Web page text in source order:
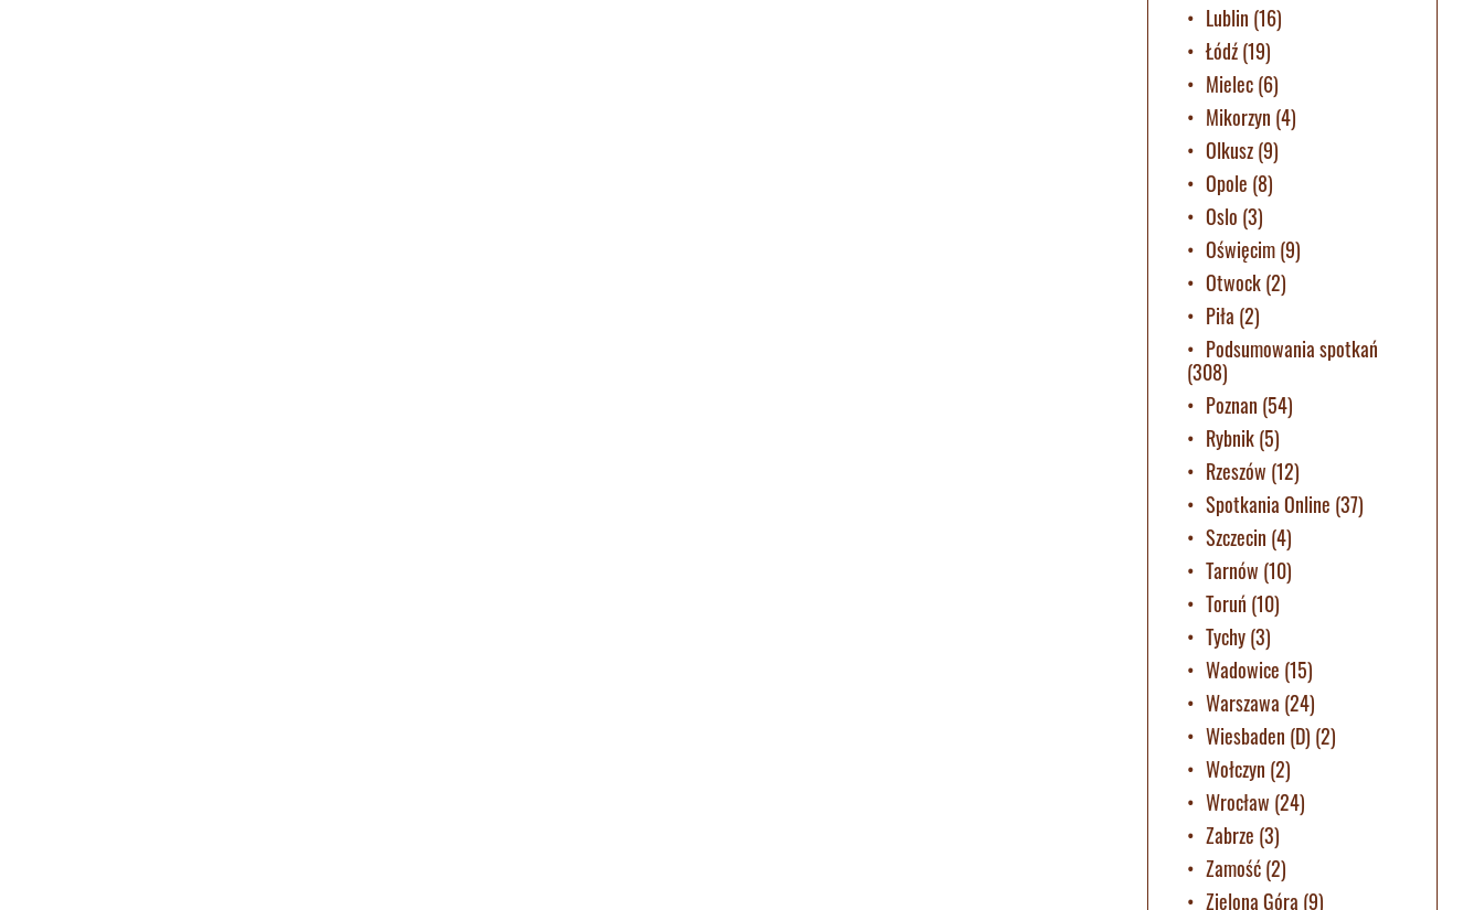
Lublin (16)
Łódź(19)
Mielec(6)
Mikorzyn (4)
Olkusz(9)
Opole (8)
Oslo (3)
Oświęcim(9)
Otwock(2)
Piła (2)
Podsumowania spotkań
(308)
Poznan (54)
Rybnik(5)
Rzeszów (12)
Spotkania Online (37)
Szczecin (4)
Tarnów (10)
Toruń (10)
Tychy(3)
Wadowice (15)
Warszawa (24)
Wiesbaden (D) (2)
Wołczyn (2)
Wrocław (24)
Zabrze (3)
Zamość(2)
Zielona Góra (9)